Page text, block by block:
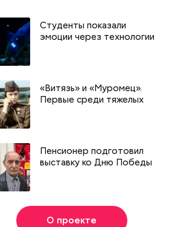
Студенты показали
эмоции через технологии
«Витязь» и «Муромец».
Первые среди тяжелых
Пенсионер подготовил
выставку ко Дню Победы
О проекте